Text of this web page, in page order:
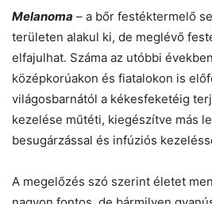
Melanoma – a bőr festéktermelő
területen alakul ki, de meglévő
elfajulhat. Száma az utóbbi
középkorúakon és fiatalokon is
világosbarnától a kékesfeketéig
kezelése műtéti, kiegészítve más
besugárzással és infúziós
A megelőzés szó szerint életet